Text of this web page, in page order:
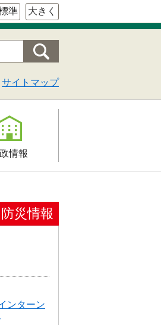
準 大きく
サイトマップ
情報
防災情報
ンターン